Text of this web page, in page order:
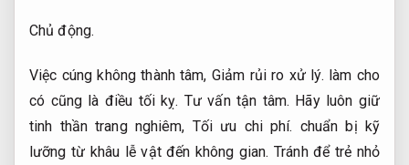
Chủ động.
Việc cúng không thành tâm, Giảm rủi ro xử lý. làm cho
có cũng là điều tối kỵ. Tư vấn tận tâm. Hãy luôn giữ
tinh thần trang nghiêm, Tối ưu chi phí. chuẩn bị kỹ
lưỡng từ khâu lễ vật đến không gian. Tránh để trẻ nhỏ